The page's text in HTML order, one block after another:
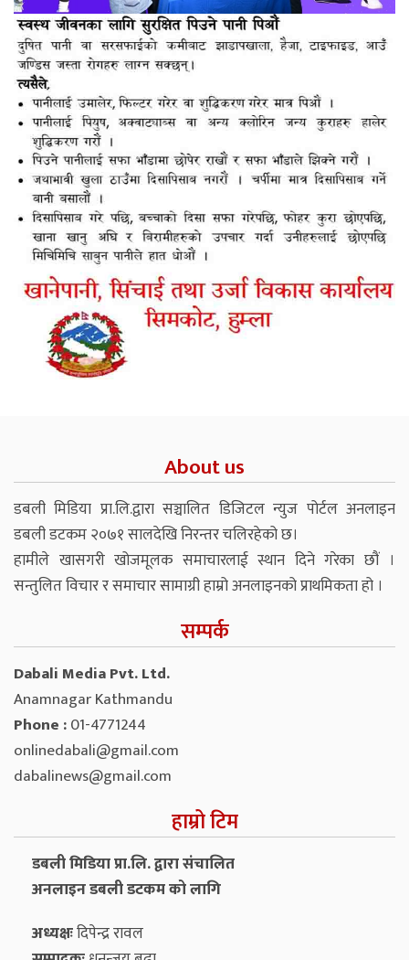
About us
डबली मिडिया प्रा.लि.द्वारा सञ्चालित डिजिटल न्युज पोर्टल अनलाइन
डबली डटकम २०७१ सालदेखि निरन्तर चलिरहेको छ।
हामीले खासगरी खोजमूलक समाचारलाई स्थान दिने गरेका छौं ।
सन्तुलित विचार र समाचार सामाग्री हाम्रो अनलाइनको प्राथमिकता हो ।
सम्पर्क
Dabali Media Pvt. Ltd.
Anamnagar Kathmandu
Phone :01-4771244
onlinedabali@gmail.com
dabalinews@gmail.com
हाम्रो टिम
डबली मिडिया प्रा.लि. द्वारा संचालित
अनलाइन डबली डटकम को लागि
अध्यक्षःदिपेन्द्र रावल